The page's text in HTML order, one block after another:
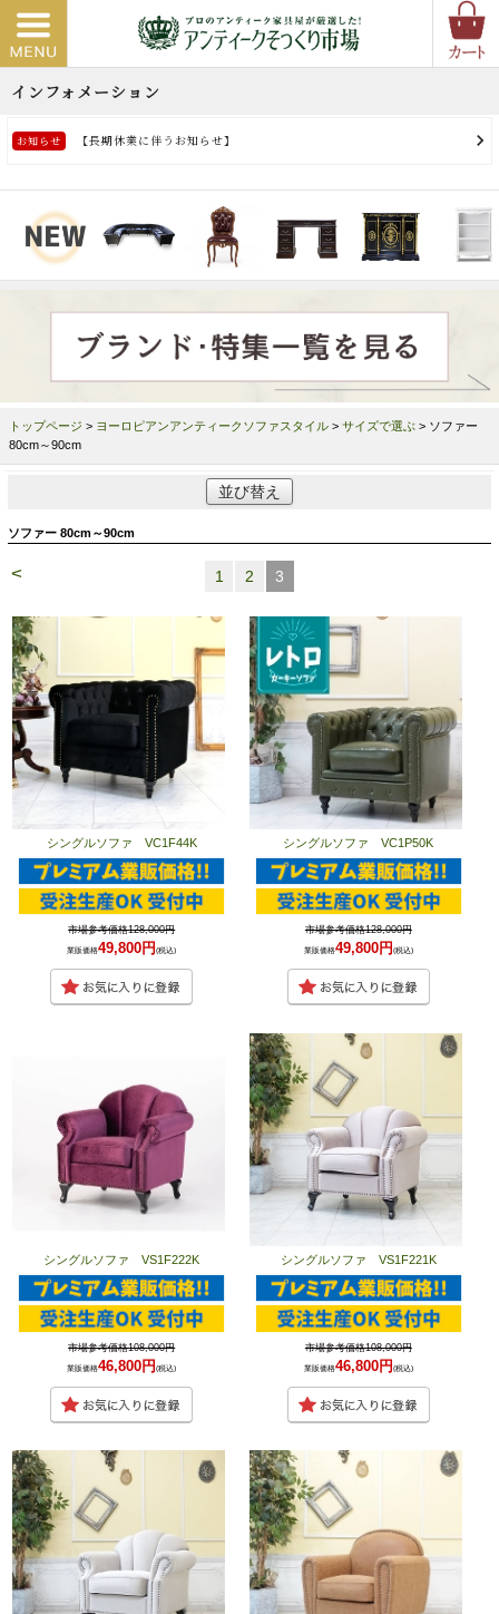
トップページ > ヨーロピアンアンティークソファスタイル > サイズで選ぶ > ソファー
80cm～90cm
並び替え
ソファー 80cm～90cm
< 1 2 3
シングルソファ VC1F44K
市場参考価格128,000円
業販価格49,800円(税込)
シングルソファ VC1P50K
市場参考価格128,000円
業販価格49,800円 (税込)
シングルソファ VS1F222K
市場参考価格108,000円
業販価格46,800円(税込)
シングルソファ VS1F221K
市場参考価格108,000円
業販価格46,800円(税込)